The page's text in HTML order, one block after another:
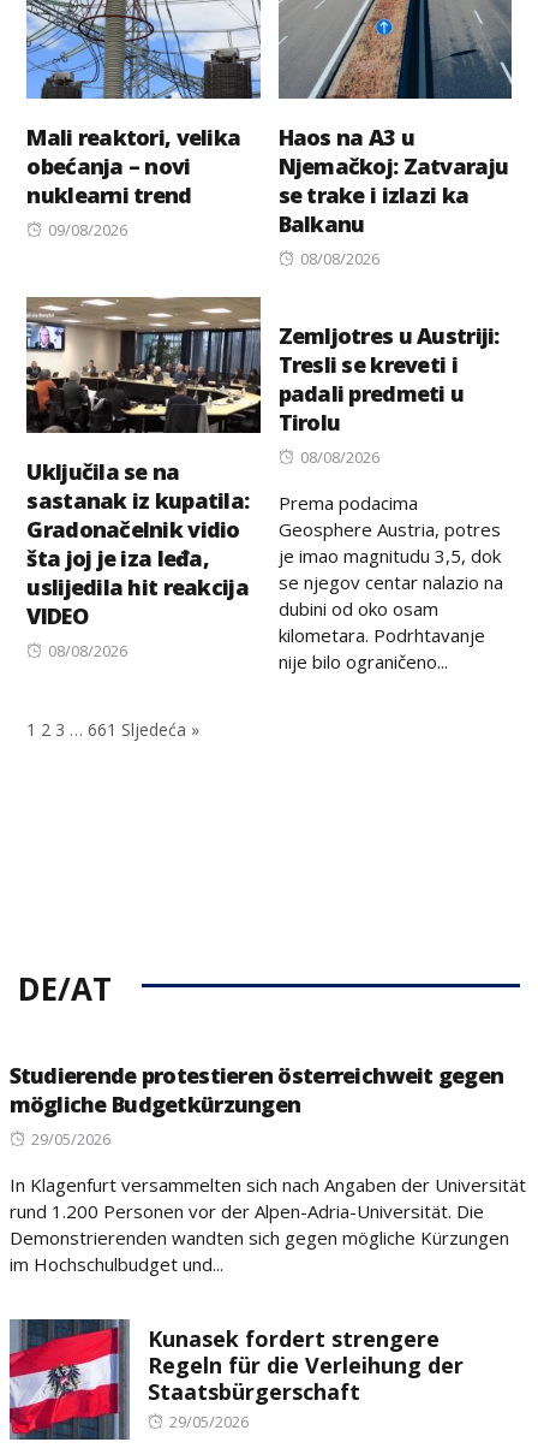
Mali reaktori, velika
obećanja – novi
nuklearni trend
Posted
09/08/2026
Haos na A3 u
Njemačkoj: Zatvaraju
se trake i izlazi ka
Balkanu
Posted
08/08/2026
Uključila se na
sastanak iz kupatila:
Gradonačelnik vidio
šta joj je iza leđa,
uslijedila hit reakcija
VIDEO
Posted
08/08/2026
Zemljotres u Austriji:
Tresli se kreveti i
padali predmeti u
Tirolu
Posted
08/08/2026
Prema podacima
Geosphere Austria, potres
je imao magnitudu 3,5, dok
se njegov centar nalazio na
dubini od oko osam
kilometara. Podrhtavanje
nije bilo ograničeno...
1 2 3 … 661 Sljedeća »
DE/AT
Studierende protestieren österreichweit gegen
mögliche Budgetkürzungen
Posted
29/05/2026
In Klagenfurt versammelten sich nach Angaben der Universität
rund 1.200 Personen vor der Alpen-Adria-Universität. Die
Demonstrierenden wandten sich gegen mögliche Kürzungen
im Hochschulbudget und...
Kunasek fordert strengere
Regeln für die Verleihung der
Staatsbürgerschaft
Posted
29/05/2026